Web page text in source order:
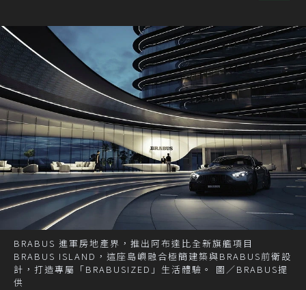
BRABUS 進軍房地產界，推出阿布達比全新旗艦項目
BRABUS ISLAND，這座島嶼融合極簡建築與BRABUS前衛設
計，打造專屬「BRABUSIZED」生活體驗。 圖／BRABUS提
供